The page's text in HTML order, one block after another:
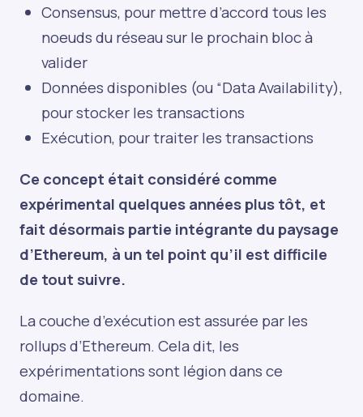
Consensus, pour mettre d’accord tous les
noeuds du réseau sur le prochain bloc à
valider
Données disponibles (ou “Data Availability),
pour stocker les transactions
Exécution, pour traiter les transactions
Ce concept était considéré comme
expérimental quelques années plus tôt, et
fait désormais partie intégrante du paysage
d’Ethereum, à un tel point qu’il est difficile
de tout suivre.
La couche d’exécution est assurée par les
rollups d’Ethereum. Cela dit, les
expérimentations sont légion dans ce
domaine.